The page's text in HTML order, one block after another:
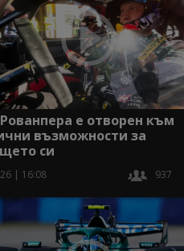
е отворен към
възможности за
си
| 16:08 937